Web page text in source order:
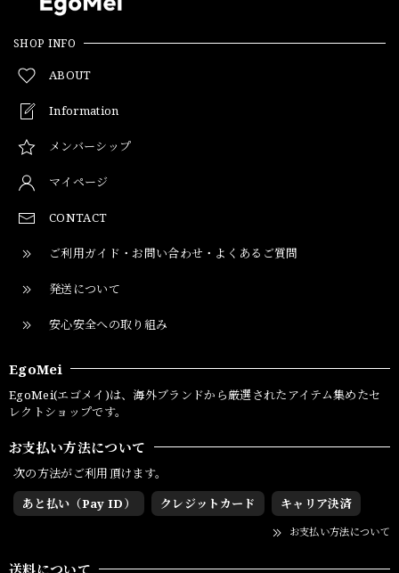
SHOP INFO
ABOUT
Information
メンバーシップ
マイページ
CONTACT
ご利用ガイド・お問い合わせ・よくあるご質問
発送について
安心安全への取り組み
EgoMei
EgoMei(エゴメイ)は、海外ブランドから厳選されたアイテム集めたセ
レクトショップです。
お支払い方法について
次の方法がご利用頂けます。
あと払い（Pay ID）
クレジットカード キャリア決済
お支払い方法について
送料について